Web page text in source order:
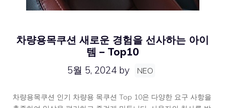
차량용목쿠션 새로운 경험을 선사하는 아이
템 – Top10
5월 5, 2024 by NEO
차량용목쿠션 인기 차량용 목쿠션 Top 10은 다양한 요구 사항을